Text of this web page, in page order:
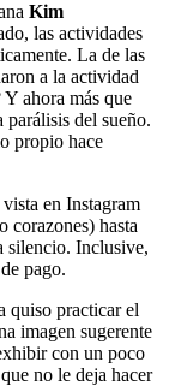
Kim
las actividades
La de las
a la actividad
Y ahora más que
parálisis del sueño.
propio hace
en Instagram
corazones) hasta
silencio. Inclusive,
pago.
quiso practicar el
imagen sugerente
con un poco
no le deja hacer